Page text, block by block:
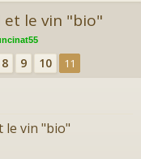
le vin "bio"
8 9 10 11
le vin "bio"